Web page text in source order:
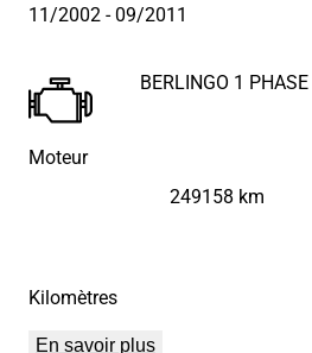
11/2002- 09/2011
Moteur
BERLINGO 1
Kilomètres
249158 km
En savoir plus